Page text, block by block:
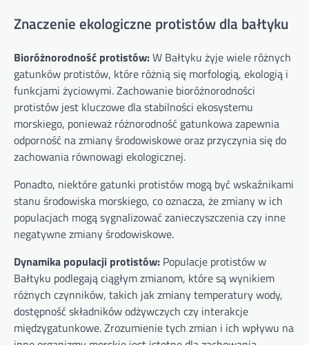
Znaczenie ekologiczne protistów dla bałtyku
Bioróżnorodność protistów:W Bałtyku żyje wiele różnych
gatunków protistów, które różnią się morfologią, ekologią i
funkcjami życiowymi. Zachowanie bioróżnorodności
protistów jest kluczowe dla stabilności ekosystemu
morskiego, ponieważ różnorodność gatunkowa zapewnia
odporność na zmiany środowiskowe oraz przyczynia się do
zachowania równowagi ekologicznej.
Ponadto, niektóre gatunki protistów mogą być wskaźnikami
stanu środowiska morskiego, co oznacza, że zmiany w ich
populacjach mogą sygnalizować zanieczyszczenia czy inne
negatywne zmiany środowiskowe.
Dynamika populacji protistów: Populacje protistów w
Bałtyku podlegają ciągłym zmianom, które są wynikiem
różnych czynników, takich jak zmiany temperatury wody,
dostępność składników odżywczych czy interakcje
międzygatunkowe. Zrozumienie tych zmian i ich wpływu na